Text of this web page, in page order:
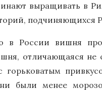
выращивать в
подчиняющихся
в России вишня
отличающаяся
горьковатым
были менее